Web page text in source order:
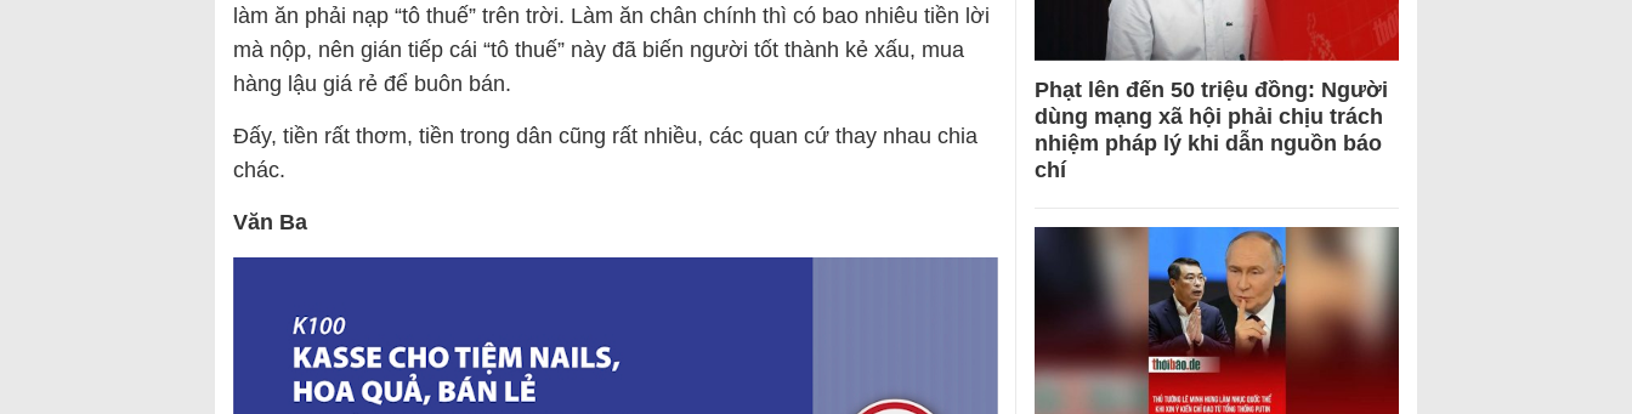
làm ăn phải nạp “tô thuế” trên trời. Làm ăn chân chính thì có bao nhiêu tiền lời
mà nộp, nên gián tiếp cái “tô thuế” này đã biến người tốt thành kẻ xấu, mua
hàng lậu giá rẻ để buôn bán.
Đấy, tiền rất thơm, tiền trong dân cũng rất nhiều, các quan cứ thay nhau chia
chác.
Văn Ba
Phạt lên đến 50 triệu đồng: Người
dùng mạng xã hội phải chịu trách
nhiệm pháp lý khi dẫn nguồn báo
chí